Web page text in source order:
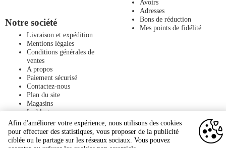
Notre société
Livraison et expédition
Mentions légales
Conditions générales de
ventes
A propos
Paiement sécurisé
Contactez-nous
Plan du site
Magasins
Le blog
Avoirs
Adresses
Bons de réduction
Mes points de fidélité
Afin d'améliorer votre expérience, nous utilisons des cookies
pour effectuer des statistiques, vous proposer de la publicité
ciblée ou le partage sur les réseaux sociaux. Vous pouvez